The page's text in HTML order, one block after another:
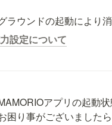
ラウンドの起動により
設定について
アプリの起動
困り事がございました